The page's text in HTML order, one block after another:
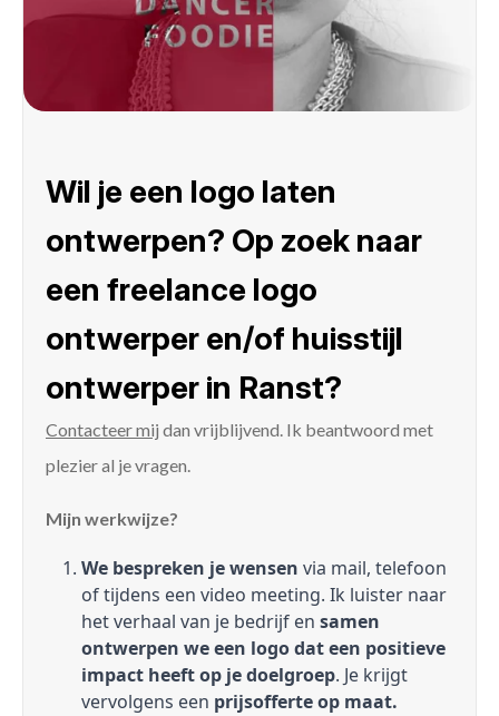
Wil je een logo laten
ontwerpen? Op zoek naar
een freelance logo
ontwerper en/of huisstijl
ontwerper in Ranst?
Contacteer mij dan vrijblijvend. Ik beantwoord met
plezier al je vragen.
Mijn werkwijze?
We bespreken je wensen via mail, telefoon
of tijdens een video meeting. Ik luister naar
het verhaal van je bedrijf en samen
ontwerpen we een logo dat een positieve
impact heeft op je doelgroep. Je krijgt
vervolgens een prijsofferte op maat.